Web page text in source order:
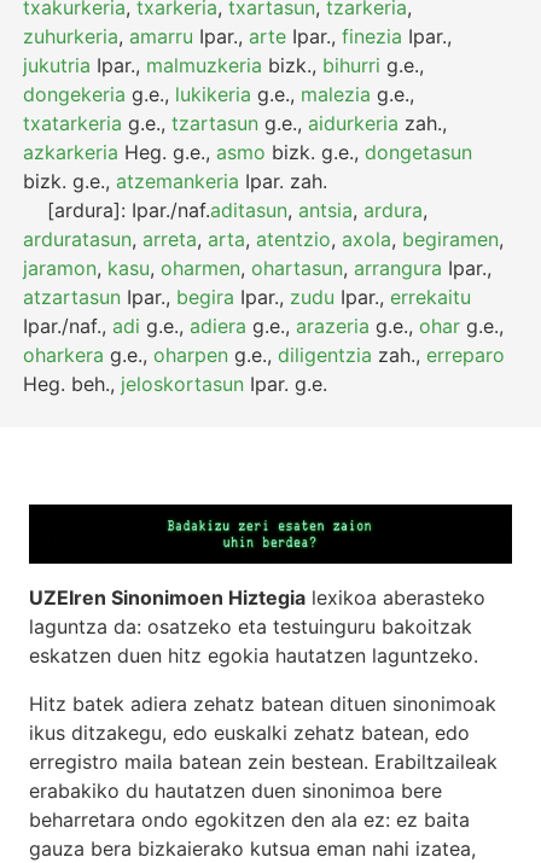
txakurkeria,txarkeria,txartasun,tzarkeria,
zuhurkeria,amarru Ipar.,arte Ipar.,finezia Ipar.,
jukutria Ipar., malmuzkeria bizk., bihurri g.e.,
dongekeria g.e., lukikeria g.e., malezia g.e.,
txatarkeria g.e.,tzartasun g.e.,aidurkeria zah.,
azkarkeria Heg. g.e.,asmo bizk. g.e.,dongetasun
bizk. g.e.,atzemankeria Ipar. zah.
[ardura]: Ipar./naf.aditasun,antsia,ardura,
arduratasun,arreta,arta,atentzio,axola, begiramen,
jaramon, kasu,oharmen,ohartasun,arrangura Ipar.,
atzartasun Ipar., begira Ipar., zudu Ipar.,errekaitu
Ipar./naf.,adi g.e.,adiera g.e.,arazeria g.e.,ohar g.e.,
oharkera g.e.,oharpen g.e.,diligentzia zah.,erreparo
Heg. beh., jeloskortasun Ipar. g.e.
UZEIren Sinonimoen Hiztegia lexikoa aberasteko
laguntza da: osatzeko eta testuinguru bakoitzak
eskatzen duen hitz egokia hautatzen laguntzeko.
Hitz batek adiera zehatz batean dituen sinonimoak
ikus ditzakegu, edo euskalki zehatz batean, edo
erregistro maila batean zein bestean. Erabiltzaileak
erabakiko du hautatzen duen sinonimoa bere
beharretara ondo egokitzen den ala ez: ez baita
gauza bera bizkaierako kutsua eman nahi izatea,